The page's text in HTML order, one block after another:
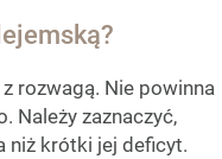
rozwagą. Nie powinna
Należy zaznaczyć,
niż krótki jej deficyt.